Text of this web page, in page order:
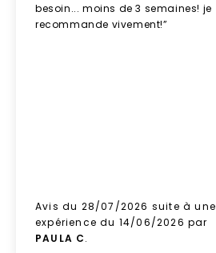
besoin... moins de 3 semaines! je
recommande vivement!”
Avis du 28/07/2026 suite à une
expérience du 14/06/2026 par
PAULA C.